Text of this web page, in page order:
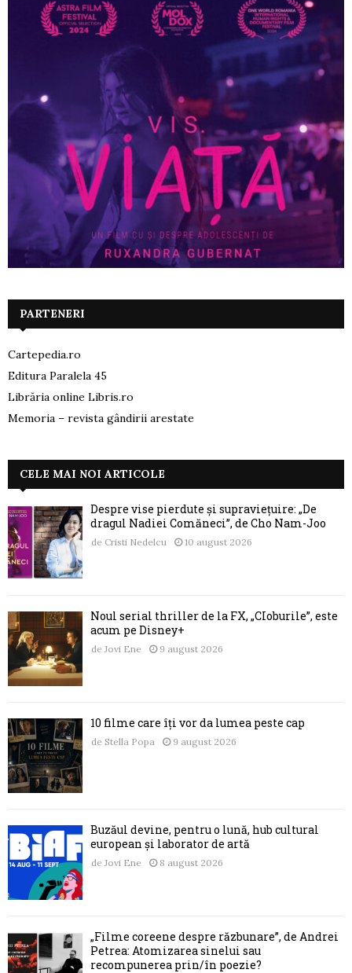
PARTENERI
Cartepedia.ro
Editura Paralela 45
Librăria online Libris.ro
Memoria – revista gândirii arestate
CELE MAI NOI ARTICOLE
Despre vise pierdute și supraviețuire: „De
dragul Nadiei Comăneci”, de Cho Nam-Joo
de Cristi Nedelcu 10 august 2026
Noul serial thriller de la FX, „CIoburile”, este
acum pe Disney+
de Jovi Ene 9 august 2026
10 filme care îți vor da lumea peste cap
de Stella Popa 9 august 2026
Buzăul devine, pentru o lună, hub cultural
european și laborator de artă
de Jovi Ene 8 august 2026
„Filme coreene despre răzbunare”, de Andrei
Petrea: Atomizarea sinelui sau
recompunerea prin/în poezie?